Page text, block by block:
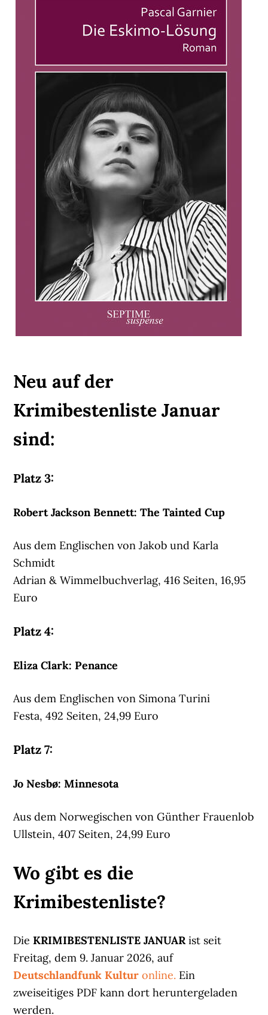
Neu auf der
Krimibestenliste Januar
sind:
Platz 3:
Robert Jackson Bennett: The Tainted Cup
Aus dem Englischen von Jakob und Karla
Schmidt
Adrian & Wimmelbuchverlag, 416 Seiten, 16,95
Euro
Platz 4:
Eliza Clark: Penance
Aus dem Englischen von Simona Turini
Festa, 492 Seiten, 24,99 Euro
Platz 7:
Jo Nesbø: Minnesota
Aus dem Norwegischen von Günther Frauenlob
Ullstein, 407 Seiten, 24,99 Euro
Wo gibt es die
Krimibestenliste?
DieKRIMIBESTENLISTE JANUARist seit
Freitag, dem 9. Januar 2026, auf
Deutschlandfunk Kultur online. Ein
zweiseitiges PDF kann dort heruntergeladen
werden.